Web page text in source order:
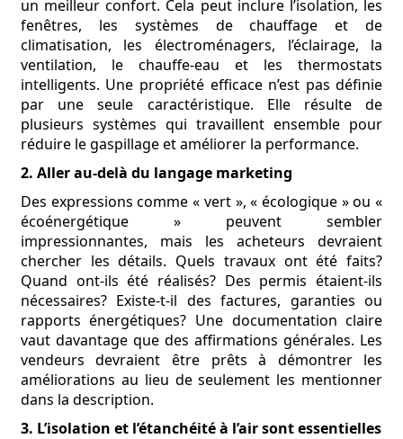
un meilleur confort. Cela peut inclure l’isolation, les
fenêtres, les systèmes de chauffage et de
climatisation, les électroménagers, l’éclairage, la
ventilation, le chauffe-eau et les thermostats
intelligents. Une propriété efficace n’est pas définie
par une seule caractéristique. Elle résulte de
plusieurs systèmes qui travaillent ensemble pour
réduire le gaspillage et améliorer la performance.
2. Aller au-delà du langage marketing
Des expressions comme « vert », « écologique » ou «
écoénergétique » peuvent sembler
impressionnantes, mais les acheteurs devraient
chercher les détails. Quels travaux ont été faits?
Quand ont-ils été réalisés? Des permis étaient-ils
nécessaires? Existe-t-il des factures, garanties ou
rapports énergétiques? Une documentation claire
vaut davantage que des affirmations générales. Les
vendeurs devraient être prêts à démontrer les
améliorations au lieu de seulement les mentionner
dans la description.
3. L’isolation et l’étanchéité à l’air sont essentielles